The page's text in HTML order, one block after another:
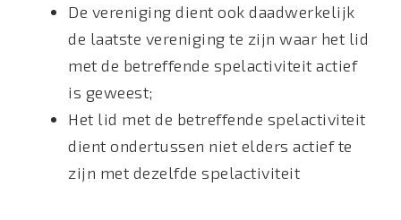
De vereniging dient ook daadwerkelijk
de laatste vereniging te zijn waar het lid
met de betreffende spelactiviteit actief
is geweest;
Het lid met de betreffende spelactiviteit
dient ondertussen niet elders actief te
zijn met dezelfde spelactiviteit